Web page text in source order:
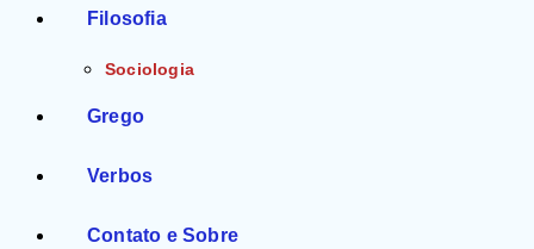
Filosofia
Sociologia
Grego
Verbos
Contato e Sobre